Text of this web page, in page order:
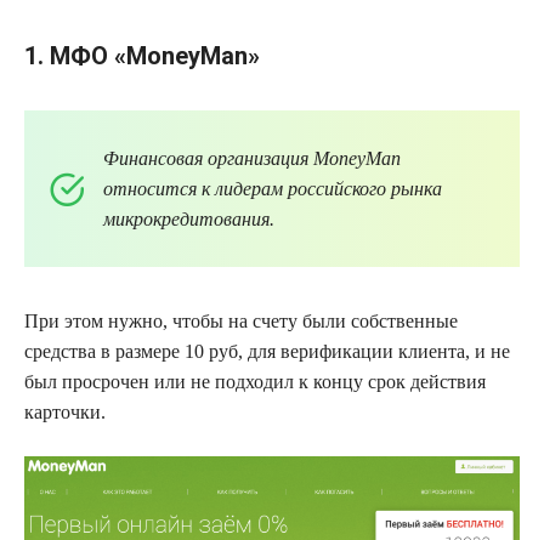
1. МФО «MoneyMan»
Финансовая организация MoneyMan
относится к лидерам российского рынка
микрокредитования.
При этом нужно, чтобы на счету были собственные
средства в размере 10 руб, для верификации клиента, и не
был просрочен или не подходил к концу срок действия
карточки.